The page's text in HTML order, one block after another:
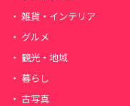
雑貨・インテリア
グルメ
観光・地域
暮らし
古写真